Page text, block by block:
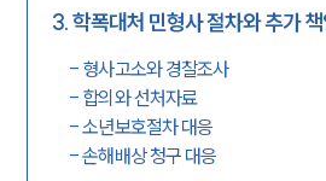
3.학폭대처 민형사 절차와 추가
- 형사고소와 경찰조사
- 합의와 선처자료
-소년보호절차 대응
-손해배상 청구 대응